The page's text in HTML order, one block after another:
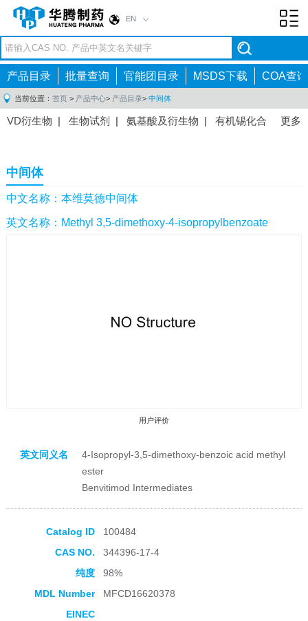
EN
产品目录 批量查询 官能团目录 MSDS下载 COA查询
当前位置： 首页 > 产品中心> 产品目录> 中间体
更多
VD衍生物 | 生物试剂 | 氨基酸及衍生物 | 有机锡化合
间体|
感染药物中间体
体 |抗精神病药物中间体|
药中间体|其他原料药中间体|
中间体
中文名称：本维莫德中间体
英文名称：Methyl 3,5-dimethoxy-4-isopropylbenzoate
用户评价
英文同义名
4-Isopropyl-3,5-dimethoxy-benzoic acid methyl
ester
Benvitimod Intermediates
Catalog ID
100484
CAS NO.
344396-17-4
纯度
98%
MDL Number
MFCD16620378
EINEC